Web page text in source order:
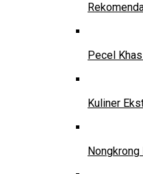
Pecel
Kuliner